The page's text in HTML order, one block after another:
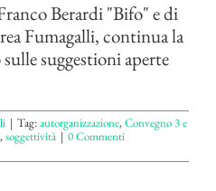
Berardi "Bifo" e di
Fumagalli, continua la
suggestioni aperte
| Tag:autorganizzazione,Convegno 3 e
,soggettività | 0 Commenti